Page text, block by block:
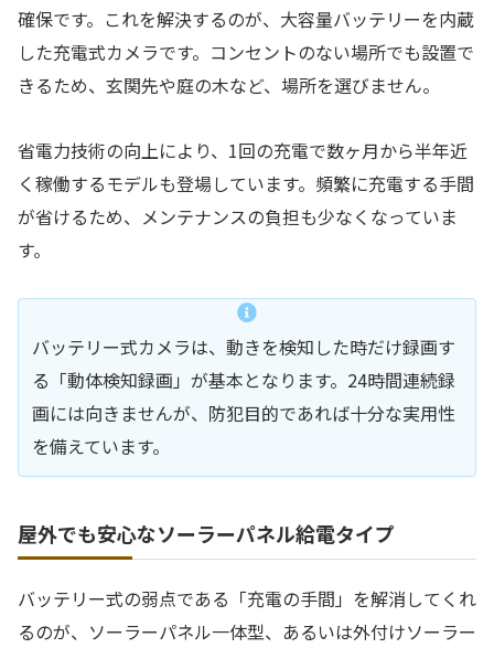
確保です。これを解決するのが、大容量バッテリーを内蔵
した充電式カメラです。コンセントのない場所でも設置で
きるため、玄関先や庭の木など、場所を選びません。
省電力技術の向上により、1回の充電で数ヶ月から半年近
く稼働するモデルも登場しています。頻繁に充電する手間
が省けるため、メンテナンスの負担も少なくなっていま
す。
バッテリー式カメラは、動きを検知した時だけ録画す
る「動体検知録画」が基本となります。24時間連続録
画には向きませんが、防犯目的であれば十分な実用性
を備えています。
屋外でも安心なソーラーパネル給電タイプ
バッテリー式の弱点である「充電の手間」を解消してくれ
るのが、ソーラーパネル一体型、あるいは外付けソーラー